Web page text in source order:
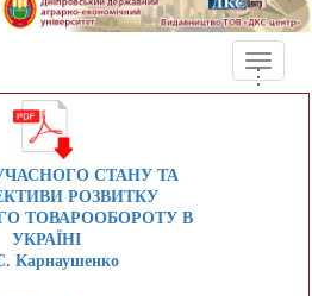
Toggle
...
СТАНУ ТА
РОЗВИТКУ
ТОВАРООБОРОТУ В
УКРАЇНІ
Карнаушенко